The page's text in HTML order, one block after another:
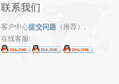
联系我们
客户中心提交问题 （推荐）,
在线客服:
,